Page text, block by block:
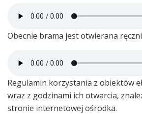
Obecnie brama jest otwierana
Regulamin korzystania z obiektów
wraz z godzinami ich otwarcia,
stronie internetowej ośrodka.